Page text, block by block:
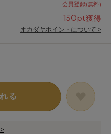
会員登録(無料)
150pt獲得
オカダヤポイントについて >
る
>